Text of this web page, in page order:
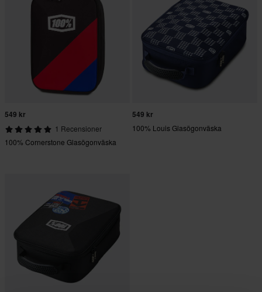
549 kr
1 Recensioner
100% Cornerstone Glasögonväska
549 kr
100% Louis Glasögonväska